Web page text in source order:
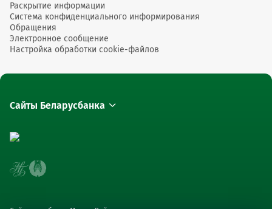
Раскрытие информации
Система конфиденциального информирования
Обращения
Электронное сообщение
Настройка обработки cookie-файлов
Сайты Беларусбанка